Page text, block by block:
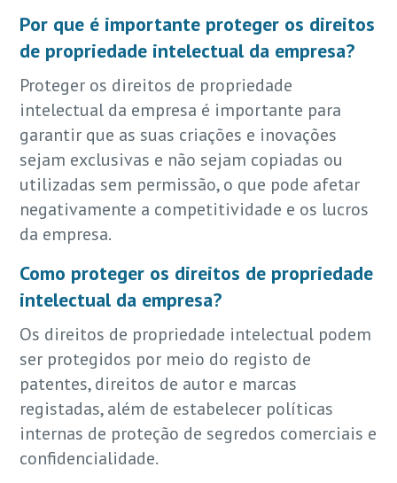
Por que é importante proteger os direitos
de propriedade intelectual da empresa?
Proteger os direitos de propriedade
intelectual da empresa é importante para
garantir que as suas criações e inovações
sejam exclusivas e não sejam copiadas ou
utilizadas sem permissão, o que pode afetar
negativamente a competitividade e os lucros
da empresa.
Como proteger os direitos de propriedade
intelectual da empresa?
Os direitos de propriedade intelectual podem
ser protegidos por meio do registo de
patentes, direitos de autor e marcas
registadas, além de estabelecer políticas
internas de proteção de segredos comerciais e
confidencialidade.